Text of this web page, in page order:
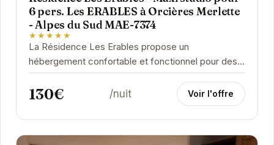
6 pers. Les ERABLES à Orcières Merlette
- Alpes du Sud MAE-7374
★★★★★
La Résidence Les Erables propose un
hébergement confortable et fonctionnel pour des
vacances réussies à la montagne. Proche des
commerces et des...
130€ /nuit Voir l'offre